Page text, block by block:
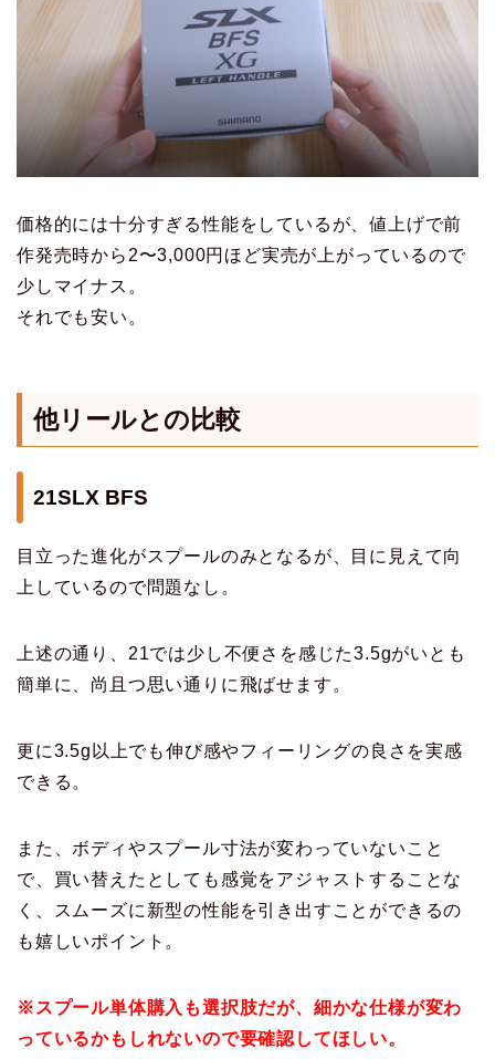
価格的には十分すぎる性能をしているが、値上げで前
作発売時から2〜3,000円ほど実売が上がっているので
少しマイナス。
それでも安い。
他リールとの比較
21SLX BFS
目立った進化がスプールのみとなるが、目に見えて向
上しているので問題なし。
上述の通り、21では少し不便さを感じた3.5gがいとも
簡単に、尚且つ思い通りに飛ばせます。
更に3.5g以上でも伸び感やフィーリングの良さを実感
できる。
また、ボディやスプール寸法が変わっていないこと
で、買い替えたとしても感覚をアジャストすることな
く、スムーズに新型の性能を引き出すことができるの
も嬉しいポイント。
※スプール単体購入も選択肢だが、細かな仕様が変わ
っているかもしれないので要確認してほしい。